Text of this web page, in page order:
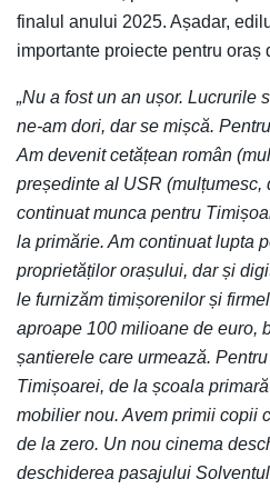
finalul anului 2025. Așadar,
importante proiecte pentru oraș
„Nu a fost un an ușor. Lucrurile
ne-am dori, dar se mișcă.
Am devenit cetățean român
președinte al USR (mulțumesc,
continuat munca pentru
la primărie. Am continuat lupta
proprietăților orașului, dar și
le furnizăm timișorenilor și
aproape 100 milioane de euro,
șantierele care urmează.
Timișoarei, de la școala
mobilier nou. Avem primii copii
de la zero. Un nou cinema
deschiderea pasajului